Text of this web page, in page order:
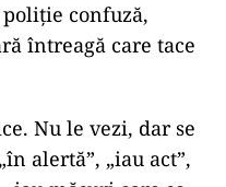
confuză,
întreagă care tace
Nu le vezi, dar se
alertă”, „iau act”,